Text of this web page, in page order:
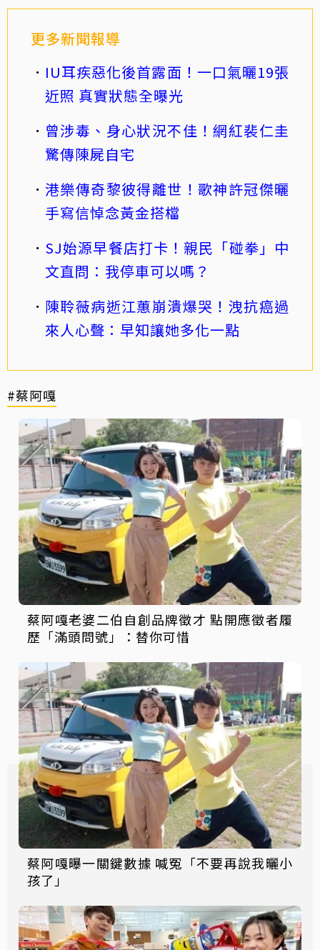
更多新聞報導
IU耳疾惡化後首露面！一口氣曬19張
近照 真實狀態全曝光
曾涉毒、身心狀況不佳！網紅裴仁圭
驚傳陳屍自宅
港樂傳奇黎彼得離世！歌神許冠傑曬
手寫信悼念黃金搭檔
SJ始源早餐店打卡！親民「碰拳」中
文直問：我停車可以嗎？
陳聆薇病逝江蕙崩潰爆哭！洩抗癌過
來人心聲：早知讓她多化一點
#蔡阿嘎
蔡阿嘎老婆二伯自創品牌徵才 點開應徵者履
歷「滿頭問號」：替你可惜
蔡阿嘎曝一關鍵數據 喊冤「不要再說我曬小
孩了」